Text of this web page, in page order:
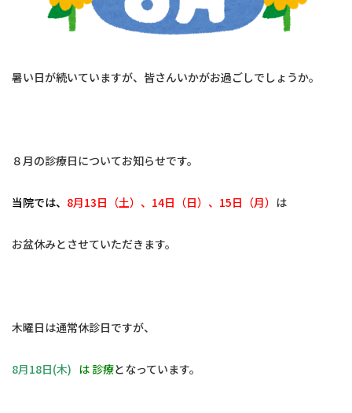
暑い日が続いていますが、皆さんいかがお過ごしでしょうか。
８月の診療日についてお知らせです。
当院では、 8月13日（土）、14日（日）、15日（月） は
お盆休みとさせていただきます。
木曜日は通常休診日ですが、
8月18日(木) は 診療となっています。
採用情報
096-321-6450
（受付時間：9:00-18:00）